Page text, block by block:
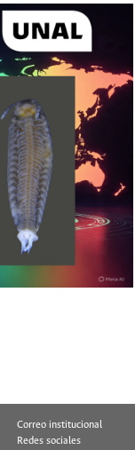
Correo institucional
Redes sociales